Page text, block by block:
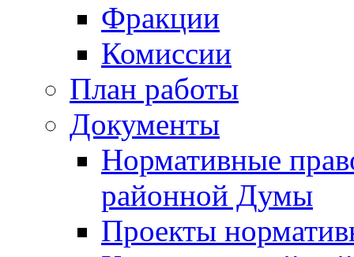
Фракции
Комиссии
План работы
Документы
Нормативные
районной Думы
Проекты